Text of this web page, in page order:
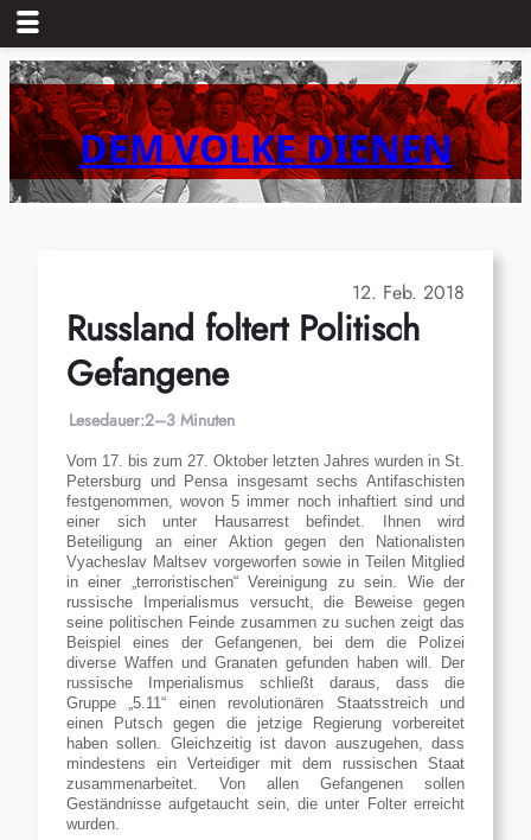
Zum
Inhalt
springenDEM VOLKE DIENEN
12. Feb. 2018
Russland foltert Politisch
Gefangene
Lesedauer:2–3 Minuten
Vom 17. bis zum 27. Oktober letzten Jahres wurden in St.
Petersburg und Pensa insgesamt sechs Antifaschisten
festgenommen, wovon 5 immer noch inhaftiert sind und
einer sich unter Hausarrest befindet. Ihnen wird
Beteiligung an einer Aktion gegen den Nationalisten
Vyacheslav Maltsev vorgeworfen sowie in Teilen Mitglied
in einer „terroristischen“ Vereinigung zu sein. Wie der
russische Imperialismus versucht, die Beweise gegen
seine politischen Feinde zusammen zu suchen zeigt das
Beispiel eines der Gefangenen, bei dem die Polizei
diverse Waffen und Granaten gefunden haben will. Der
russische Imperialismus schließt daraus, dass die
Gruppe „5.11“ einen revolutionären Staatsstreich und
einen Putsch gegen die jetzige Regierung vorbereitet
haben sollen. Gleichzeitig ist davon auszugehen, dass
mindestens ein Verteidiger mit dem russischen Staat
zusammenarbeitet. Von allen Gefangenen sollen
Geständnisse aufgetaucht sein, die unter Folter erreicht
wurden.